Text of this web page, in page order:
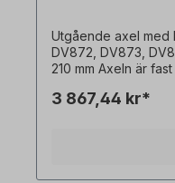
Utgående axel med
DV872, DV873,
210 mm Axeln är
produktbilder är
3 867,44 kr*